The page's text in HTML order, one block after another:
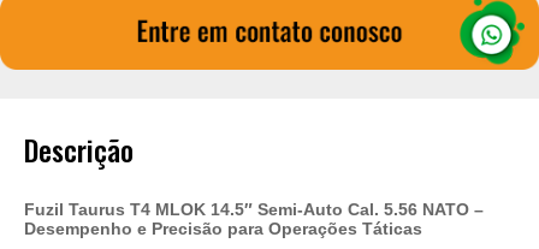
Descrição
Fuzil Taurus T4 MLOK 14.5″ Semi-Auto Cal. 5.56 NATO –
Desempenho e Precisão para Operações Táticas